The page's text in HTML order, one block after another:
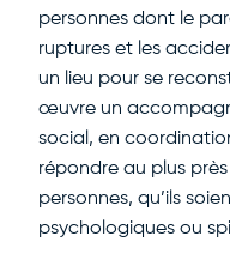
personnes dont le
ruptures et les
un lieu pour se
œuvre un
social, en
répondre au plus
personnes, qu’ils
psychologiques ou